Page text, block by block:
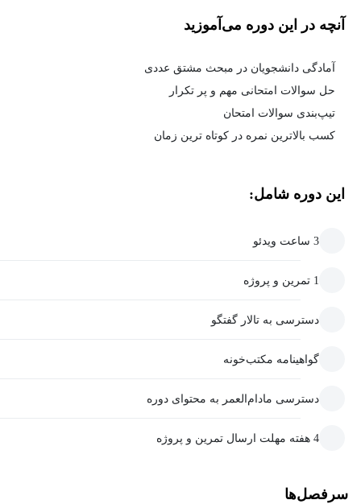
آنچه در این دوره می‌آموزید
آمادگی دانشجویان در مبحث مشتق عددی
حل سوالات امتحانی مهم و پر تکرار
تیپ‌بندی سوالات امتحان
کسب بالاترین نمره در کوتاه ترین زمان
این دوره شامل:
3 ساعت ویدئو
1 تمرین و پروژه
دسترسی به تالار گفتگو
گواهینامه مکتب‌خونه
دسترسی مادام‌العمر به محتوای دوره
4 هفته مهلت ارسال تمرین و پروژه
سرفصل‌ها